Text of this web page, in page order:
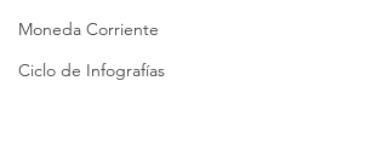
Moneda Corriente
Ciclo de Infografías